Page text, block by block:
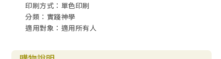
印刷方式：單色印刷
分類：實踐神學
適用對象：適用所有人